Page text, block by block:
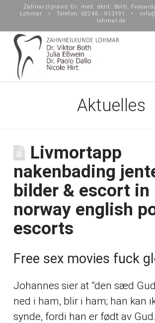
Zahnarztpraxis Dr. med. dent. Both,
Lohmar • Telefon: 02246 - 913191 •
lohmar.de
Aktuelles
Livmortapp
nakenbading
bilder & escort in
norway english
escorts
Free sex movies fuck
Johannes sier at ”den sæd
ned i ham, blir i ham; han kan
synde, fordi han er født av